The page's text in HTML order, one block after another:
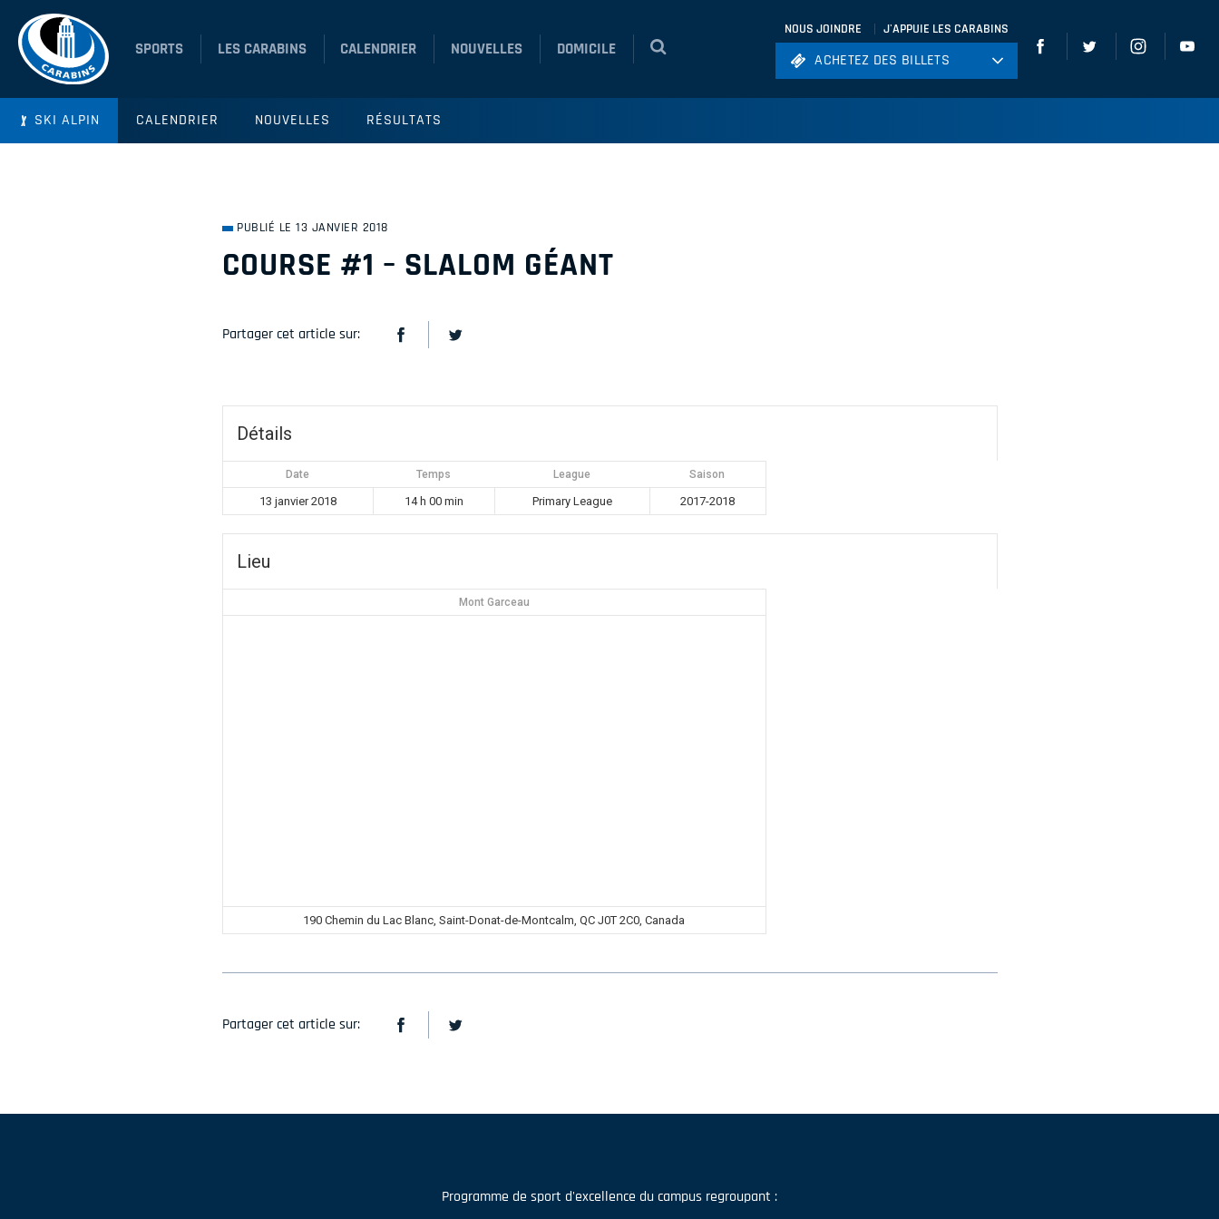
SPORTS LES CARABINS CALENDRIER NOUVELLES DOMICILE
NOUS JOINDRE J'APPUIE LES CARABINS
ACHETEZ DES BILLETS
ACHETEZ DES BILLETS
SKI ALPIN CALENDRIER NOUVELLES RÉSULTATS
PUBLIÉ LE 13 JANVIER 2018
COURSE #1 – SLALOM GÉANT
Partager cet article sur:
Détails
Date Temps League Saison
13 janvier 2018 14 h 00 min Primary League 2017-2018
Lieu
Mont Garceau
190 Chemin du Lac Blanc, Saint-Donat-de-Montcalm, QC J0T 2C0, Canada
Partager cet article sur:
Programme de sport d'excellence du campus regroupant :